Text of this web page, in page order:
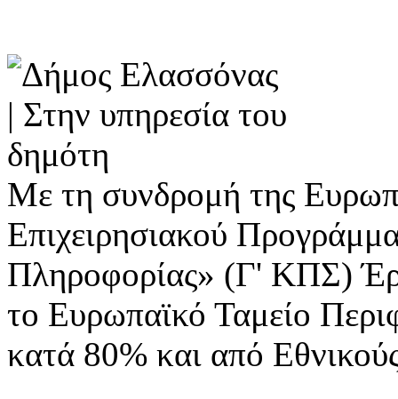
Με τη συνδρομή της
Επιχειρησιακού
Πληροφορίας» (Γ' ΚΠΣ)
το Ευρωπαϊκό Ταμείο
κατά 80% και από